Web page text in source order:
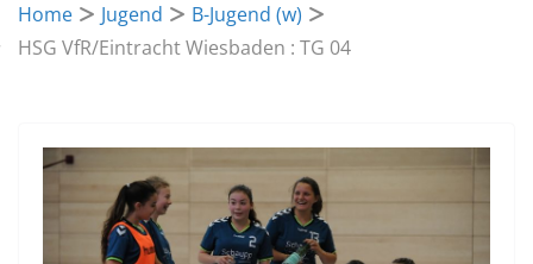
Home
Jugend
B-Jugend (w)
HSG VfR/Eintracht Wiesbaden : TG 04